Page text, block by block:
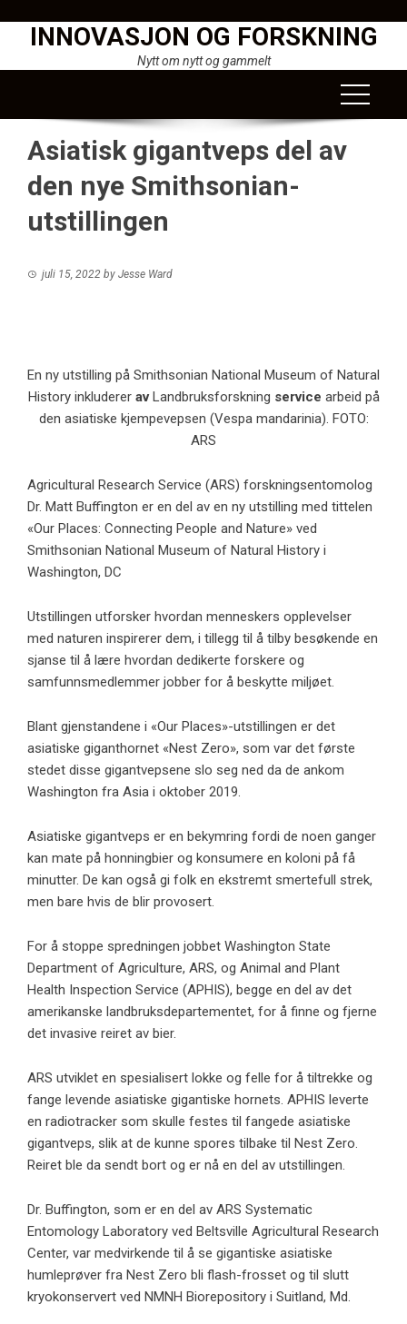
INNOVASJON OG FORSKNING
Nytt om nytt og gammelt
Asiatisk gigantveps del av
den nye Smithsonian-
utstillingen
juli 15, 2022 by Jesse Ward
En ny utstilling på Smithsonian National Museum of Natural
History inkluderer avLandbruksforskning service arbeid på
den asiatiske kjempevepsen (Vespa mandarinia). FOTO:
ARS
Agricultural Research Service (ARS) forskningsentomolog
Dr. Matt Buffington er en del av en ny utstilling med tittelen
«Our Places: Connecting People and Nature» ved
Smithsonian National Museum of Natural History i
Washington, DC
Utstillingen utforsker hvordan menneskers opplevelser
med naturen inspirerer dem, i tillegg til å tilby besøkende en
sjanse til å lære hvordan dedikerte forskere og
samfunnsmedlemmer jobber for å beskytte miljøet.
Blant gjenstandene i «Our Places»-utstillingen er det
asiatiske giganthornet «Nest Zero», som var det første
stedet disse gigantvepsene slo seg ned da de ankom
Washington fra Asia i oktober 2019.
Asiatiske gigantveps er en bekymring fordi de noen ganger
kan mate på honningbier og konsumere en koloni på få
minutter. De kan også gi folk en ekstremt smertefull strek,
men bare hvis de blir provosert.
For å stoppe spredningen jobbet Washington State
Department of Agriculture, ARS, og Animal and Plant
Health Inspection Service (APHIS), begge en del av det
amerikanske landbruksdepartementet, for å finne og fjerne
det invasive reiret av bier.
ARS utviklet en spesialisert lokke og felle for å tiltrekke og
fange levende asiatiske gigantiske hornets. APHIS leverte
en radiotracker som skulle festes til fangede asiatiske
gigantveps, slik at de kunne spores tilbake til Nest Zero.
Reiret ble da sendt bort og er nå en del av utstillingen.
Dr. Buffington, som er en del av ARS Systematic
Entomology Laboratory ved Beltsville Agricultural Research
Center, var medvirkende til å se gigantiske asiatiske
humleprøver fra Nest Zero bli flash-frosset og til slutt
kryokonservert ved NMNH Biorepository i Suitland, Md.